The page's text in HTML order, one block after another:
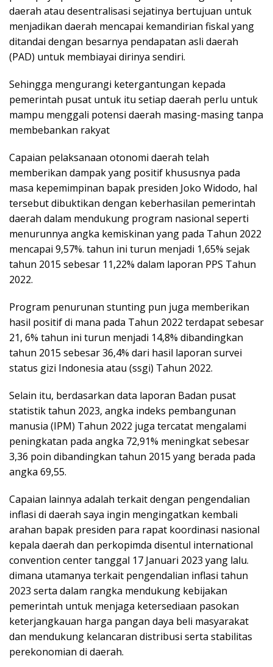
daerah atau desentralisasi sejatinya bertujuan untuk
menjadikan daerah mencapai kemandirian fiskal yang
ditandai dengan besarnya pendapatan asli daerah
(PAD) untuk membiayai dirinya sendiri.
Sehingga mengurangi ketergantungan kepada
pemerintah pusat untuk itu setiap daerah perlu untuk
mampu menggali potensi daerah masing-masing tanpa
membebankan rakyat
Capaian pelaksanaan otonomi daerah telah
memberikan dampak yang positif khususnya pada
masa kepemimpinan bapak presiden Joko Widodo, hal
tersebut dibuktikan dengan keberhasilan pemerintah
daerah dalam mendukung program nasional seperti
menurunnya angka kemiskinan yang pada Tahun 2022
mencapai 9,57%. tahun ini turun menjadi 1,65% sejak
tahun 2015 sebesar 11,22% dalam laporan PPS Tahun
2022.
Program penurunan stunting pun juga memberikan
hasil positif di mana pada Tahun 2022 terdapat sebesar
21, 6% tahun ini turun menjadi 14,8% dibandingkan
tahun 2015 sebesar 36,4% dari hasil laporan survei
status gizi Indonesia atau (ssgi) Tahun 2022.
Selain itu, berdasarkan data laporan Badan pusat
statistik tahun 2023, angka indeks pembangunan
manusia (IPM) Tahun 2022 juga tercatat mengalami
peningkatan pada angka 72,91% meningkat sebesar
3,36 poin dibandingkan tahun 2015 yang berada pada
angka 69,55.
Capaian lainnya adalah terkait dengan pengendalian
inflasi di daerah saya ingin mengingatkan kembali
arahan bapak presiden para rapat koordinasi nasional
kepala daerah dan perkopimda disentul international
convention center tanggal 17 Januari 2023 yang lalu.
dimana utamanya terkait pengendalian inflasi tahun
2023 serta dalam rangka mendukung kebijakan
pemerintah untuk menjaga ketersediaan pasokan
keterjangkauan harga pangan daya beli masyarakat
dan mendukung kelancaran distribusi serta stabilitas
perekonomian di daerah.